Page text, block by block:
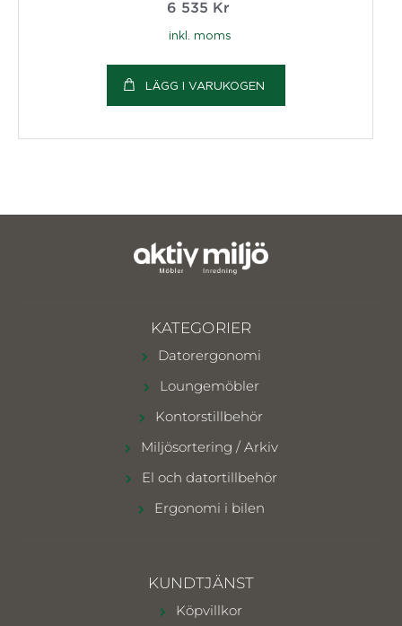
6 535 Kr
inkl. moms
LÄGG I VARUKOGEN
KATEGORIER
Datorergonomi
Loungemöbler
Kontorstillbehör
Miljösortering / Arkiv
El och datortillbehör
Ergonomi i bilen
KUNDTJÄNST
Köpvillkor